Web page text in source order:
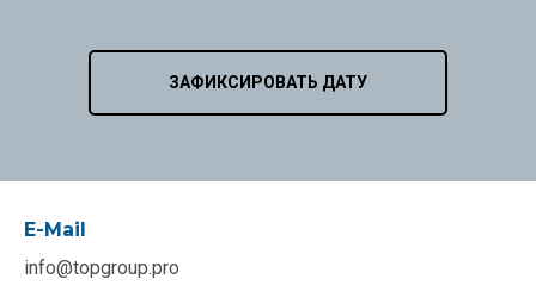
ЗАФИКСИРОВАТЬ ДАТУ
E-Mail
info@topgroup.pro